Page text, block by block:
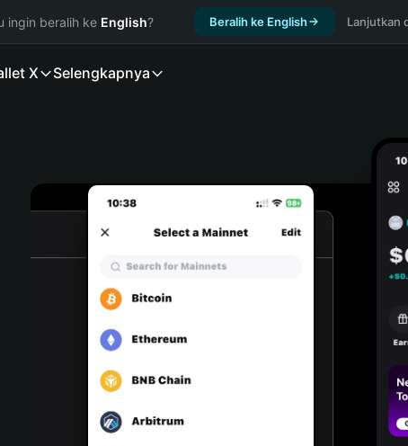
ingin beralih ke English? Beralih ke English Lanjutkan
X Selengkapnya